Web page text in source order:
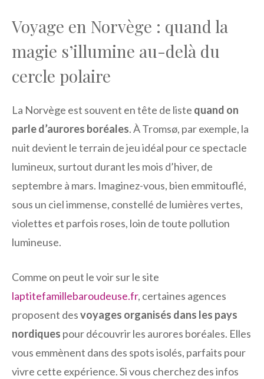
Voyage en Norvège : quand la
magie s’illumine au-delà du
cercle polaire
La Norvège est souvent en tête de liste quand on
parle d’aurores boréales. À Tromsø, par exemple, la
nuit devient le terrain de jeu idéal pour ce spectacle
lumineux, surtout durant les mois d’hiver, de
septembre à mars. Imaginez-vous, bien emmitouflé,
sous un ciel immense, constellé de lumières vertes,
violettes et parfois roses, loin de toute pollution
lumineuse.
Comme on peut le voir sur le site
laptitefamillebaroudeuse.fr, certaines agences
proposent desvoyages organisés dans les pays
nordiques pour découvrir les aurores boréales. Elles
vous emmènent dans des spots isolés, parfaits pour
vivre cette expérience. Si vous cherchez des infos